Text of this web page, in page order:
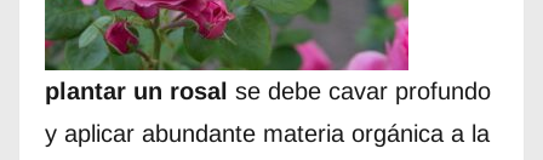
plantar un rosal se debe cavar profundo
y aplicar abundante materia orgánica a la